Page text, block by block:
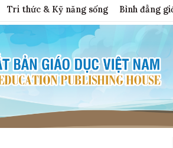
Tri thức & Kỹ năng sống Bình đẳng